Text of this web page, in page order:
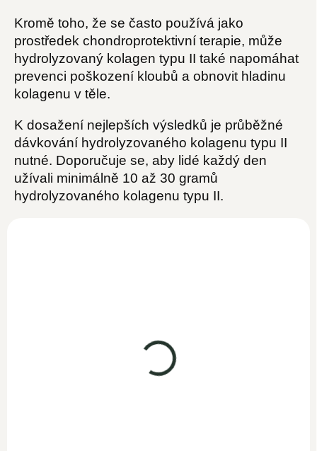
Kromě toho, že se často používá jako
prostředek chondroprotektivní terapie, může
hydrolyzovaný kolagen typu II také napomáhat
prevenci poškození kloubů a obnovit hladinu
kolagenu v těle.
K dosažení nejlepších výsledků je průběžné
dávkování hydrolyzovaného kolagenu typu II
nutné. Doporučuje se, aby lidé každý den
užívali minimálně 10 až 30 gramů
hydrolyzovaného kolagenu typu II.